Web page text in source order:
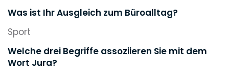
Was ist Ihr Ausgleich zum Büroalltag?
Sport
Welche drei Begriffe assoziieren Sie mit dem
Wort Jura?